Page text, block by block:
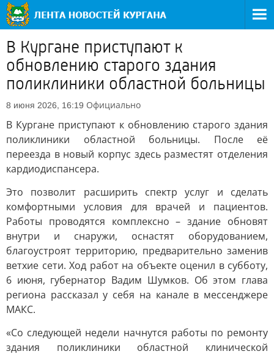
В Кургане приступают к
обновлению старого здания
поликлиники областной больницы
8 июня 2026, 16:19 Официально
В Кургане приступают к обновлению старого здания
поликлиники областной больницы. После её
переезда в новый корпус здесь разместят отделения
кардиодиспансера.
Это позволит расширить спектр услуг и сделать
комфортными условия для врачей и пациентов.
Работы проводятся комплексно – здание обновят
внутри и снаружи, оснастят оборудованием,
благоустроят территорию, предварительно заменив
ветхие сети. Ход работ на объекте оценил в субботу,
6 июня, губернатор Вадим Шумков. Об этом глава
региона рассказал у себя на канале в мессенджере
МАКС.
«Со следующей недели начнутся работы по ремонту
здания поликлиники областной клинической